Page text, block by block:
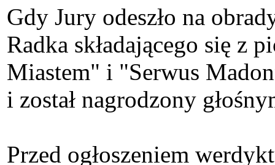
Gdy Jury odeszło na
Radka składającego się z
Miastem" i "Serwus
i został nagrodzony
Przed ogłoszeniem